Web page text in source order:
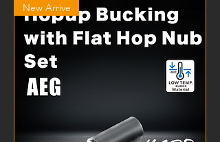
New Arrive